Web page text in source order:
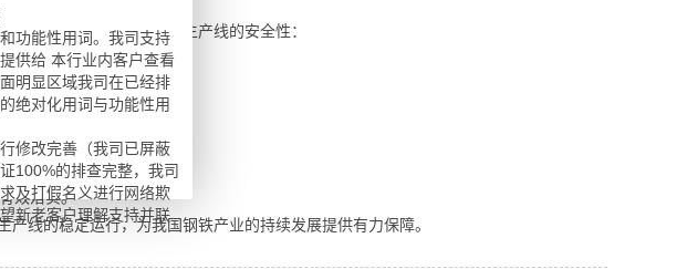
性，进而提高整个钢铁生产线的安全性：
等问题；
效落实。
线的稳定运行，为我国钢铁产业的持续发展提供有力保障。
功能性用词。我司支持
供给 本行业内客户查看
明显区域我司在已经排
绝对化用词与功能性用
修改完善（我司已屏蔽
100%的排查完整，我司
及打假名义进行网络欺
新老客户理解支持并联
，特别提醒我司产品标